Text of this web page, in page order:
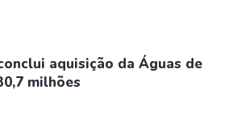
aquisição da Águas de
milhões